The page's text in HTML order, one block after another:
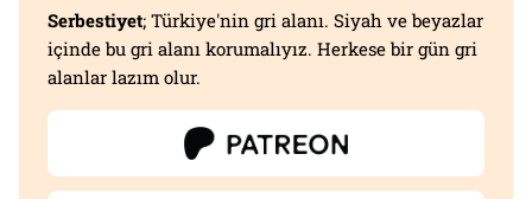
Serbestiyet; Türkiye'nin gri alanı. Siyah ve beyazlar
içinde bu gri alanı korumalıyız. Herkese bir gün gri
alanlar lazım olur.